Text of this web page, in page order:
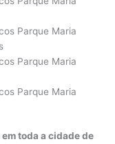
Parque Maria
Parque Maria
Parque Maria
toda a cidade de